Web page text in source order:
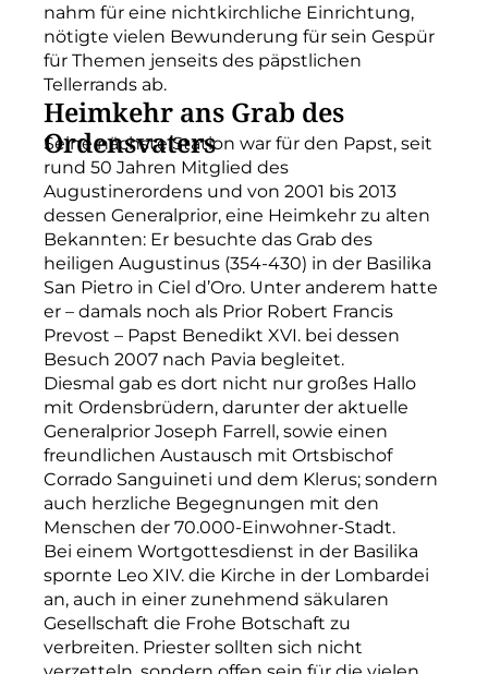
nahm für eine nichtkirchliche Einrichtung,
nötigte vielen Bewunderung für sein Gespür
für Themen jenseits des päpstlichen
Tellerrands ab.
Heimkehr ans Grab des
Ordensvaters
Seine nächste Station war für den Papst, seit
rund 50 Jahren Mitglied des
Augustinerordens und von 2001 bis 2013
dessen Generalprior, eine Heimkehr zu alten
Bekannten: Er besuchte das Grab des
heiligen Augustinus (354-430) in der Basilika
San Pietro in Ciel d’Oro. Unter anderem hatte
er – damals noch als Prior Robert Francis
Prevost – Papst Benedikt XVI. bei dessen
Besuch 2007 nach Pavia begleitet.
Diesmal gab es dort nicht nur großes Hallo
mit Ordensbrüdern, darunter der aktuelle
Generalprior Joseph Farrell, sowie einen
freundlichen Austausch mit Ortsbischof
Corrado Sanguineti und dem Klerus; sondern
auch herzliche Begegnungen mit den
Menschen der 70.000-Einwohner-Stadt.
Bei einem Wortgottesdienst in der Basilika
spornte Leo XIV. die Kirche in der Lombardei
an, auch in einer zunehmend säkularen
Gesellschaft die Frohe Botschaft zu
verbreiten. Priester sollten sich nicht